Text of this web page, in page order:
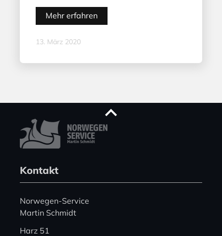
Mehr erfahren
13. März 2020
Kontakt
Norwegen-Service
Martin Schmidt
Harz 51